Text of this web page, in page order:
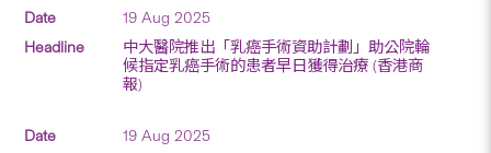
19 Aug 2025
中大醫院推出「乳癌手術資助計劃」助公院輪
候指定乳癌手術的患者早日獲得治療 (香港商
報)
19 Aug 2025